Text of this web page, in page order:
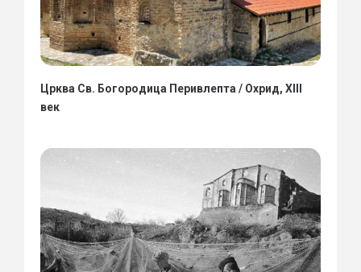
Црква Св. Богородица Перивлепта / Охрид, XIII
век